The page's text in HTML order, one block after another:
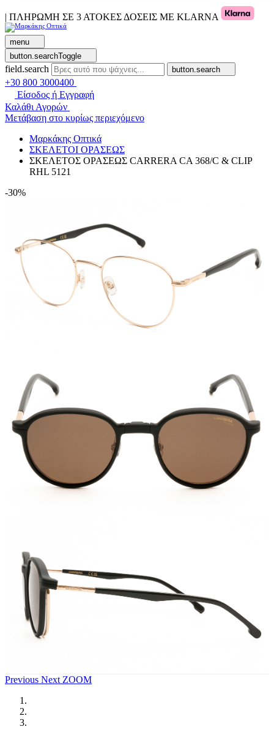
| ΠΛΗΡΩΜΗ ΣΕ 3 ΑΤΟΚΕΣ ΔΟΣΕΙΣ ΜΕ KLARNA
menu
button.searchToggle
field.search button.search
+30 800 3000400
Είσοδος ή Εγγραφή
Καλάθι Αγορών
Μετάβαση στο κυρίως περιεχόμενο
Μαρκάκης Οπτικά
ΣΚΕΛΕΤΟΙ ΟΡΑΣΕΩΣ
ΣΚΕΛΕΤΟΣ ΟΡΑΣΕΩΣ CARRERA CA 368/C & CLIP
RHL 5121
-30%
Previous Next ZOOM